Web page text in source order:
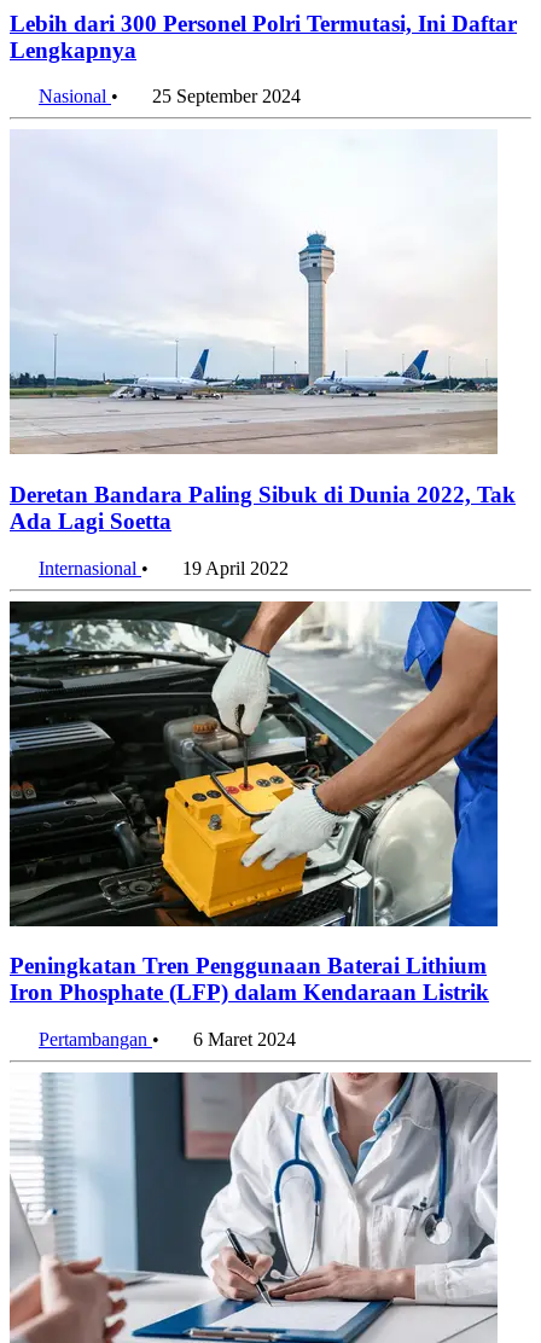
Lebih dari 300 Personel Polri Termutasi, Ini Daftar
Lengkapnya
Nasional• 25 September 2024
Deretan Bandara Paling Sibuk di Dunia 2022, Tak
Internasional• 19 April 2022
Peningkatan Tren Penggunaan Baterai Lithium
Pertambangan• 6 Maret 2024